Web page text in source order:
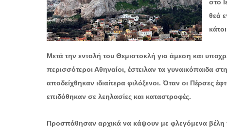
στο
θεά
Μετά την εντολή του Θεμιστοκλή για άμεση και
περισσότεροι Αθηναίοι, έστειλαν τα γυναικόπαιδα
αποδείχθηκαν ιδιαίτερα φιλόξενοι. Όταν οι Πέρσες
επιδόθηκαν σε λεηλασίες και καταστροφές.
Προσπάθησαν αρχικά να κάψουν με φλεγόμενα βέλη